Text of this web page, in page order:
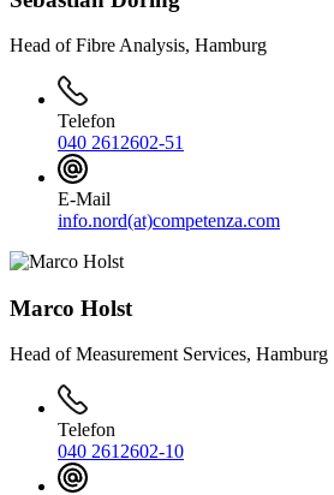
Head of Fibre Analysis, Hamburg
Telefon
040 2612602-51
E-Mail
info.nord(at)competenza.com
Marco Holst
Head of Measurement Services, Hamburg
Telefon
040 2612602-10